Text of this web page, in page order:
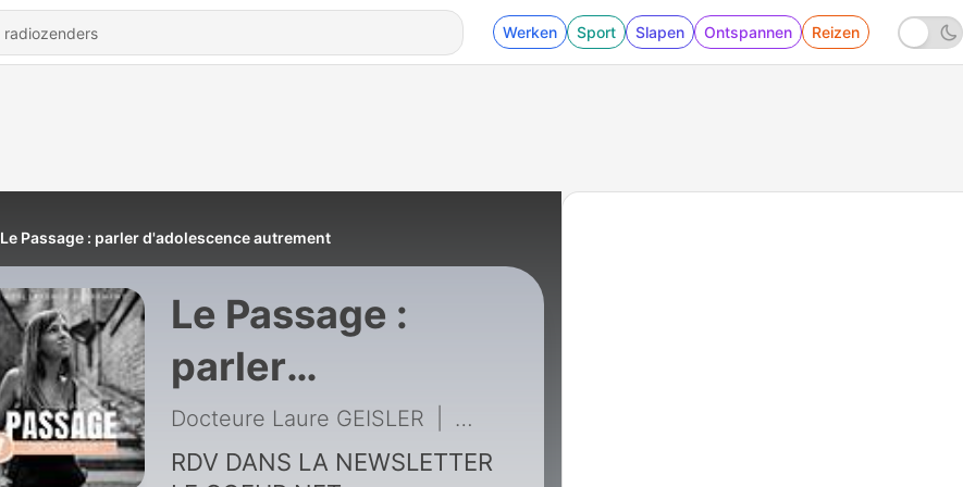
Werken Sport Slapen Ontspannen Reizen
Le Passage : parler d'adolescence autrement
Le Passage :
parler
d'adolescence
autrement
Docteure Laure GEISLER 31 - Mon ado s'ennuie cet été : que faire et ne
RDV DANS LA NEWSLETTER